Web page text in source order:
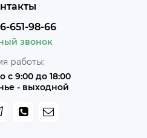
651-98-66
звонок
работы:
с 9:00 до 18:00
- выходной